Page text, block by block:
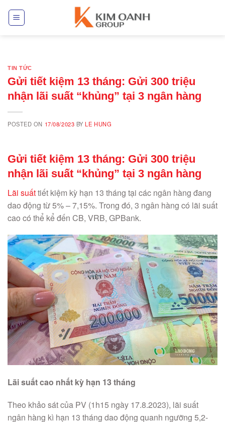
TIN TỨC
Gửi tiết kiệm 13 tháng: Gửi 300 triệu
nhận lãi suất “khủng” tại 3 ngân hàng
POSTED ON 17/08/2023 BYLE HUNG
Gửi tiết kiệm 13 tháng: Gửi 300 triệu
nhận lãi suất “khủng” tại 3 ngân hàng
Lãi suấttiết kiệm kỳ hạn 13 tháng tại các ngân hàng đang
dao động từ 5% – 7,15%. Trong đó, 3 ngân hàng có lãi suất
cao có thể kể đến CB, VRB, GPBank.
Lãi suất cao nhất kỳ hạn 13 tháng
Theo khảo sát của PV (1h15 ngày 17.8.2023), lãi suất
ngân hàng kì hạn 13 tháng dao động quanh ngưỡng 5,2-